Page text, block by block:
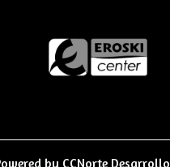
by CCNorte Desarrollo